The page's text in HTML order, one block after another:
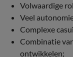
Volwaardige
Veel
Complexe
Combinatie
ontwikkelen;